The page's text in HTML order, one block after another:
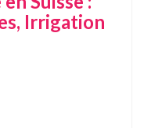
Irrigation